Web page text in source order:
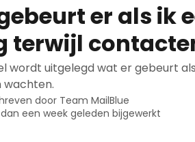
er als ik
terwijl
wordt uitgelegd wat er gebeurt
door Team MailBlue
een week geleden bijgewerkt